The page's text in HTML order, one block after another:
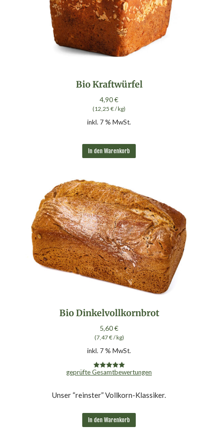
Bio Kraftwürfel
4,90€
(12,25 €/kg)
inkl. 7 % MwSt.
In den Warenkorb
Bio Dinkelvollkornbrot
5,60€
(7,47€/kg)
inkl. 7 % MwSt.
Bewertet mit
geprüfte Gesamtbewertungen
Unser “reinster” Vollkorn-Klassiker.
In den Warenkorb